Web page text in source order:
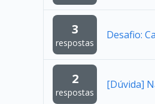
3
respostas
Desafio:
2
respostas
[Dúvida]